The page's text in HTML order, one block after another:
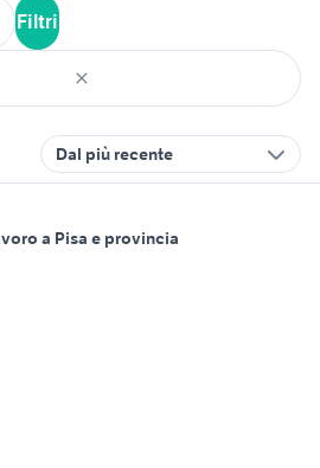
Filtri
Dal più recente
a Pisa e provincia